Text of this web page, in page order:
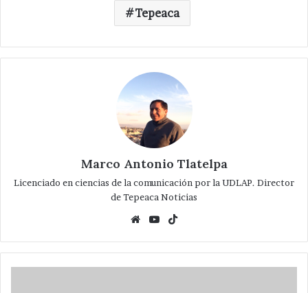
Tepeaca
Marco Antonio Tlatelpa
Licenciado en ciencias de la comunicación por la UDLAP. Director
de Tepeaca Noticias
WebsiteYouTube